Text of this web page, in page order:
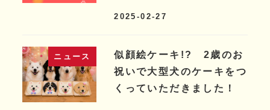
2025-02-27
ニュース
似顔絵ケーキ!? 2歳のお
祝いで大型犬のケーキをつ
くっていただきました！